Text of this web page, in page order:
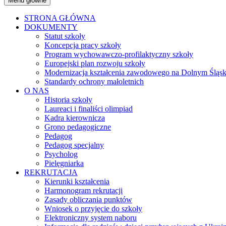
STRONA GŁÓWNA
DOKUMENTY
Statut szkoły
Koncepcja pracy szkoły
Program wychowawczo-profilaktyczny szkoły
Europejski plan rozwoju szkoły
Modernizacja kształcenia zawodowego na Dolnym
Standardy ochrony małoletnich
O NAS
Historia szkoły
Laureaci i finaliści olimpiad
Kadra kierownicza
Grono pedagogiczne
Pedagog
Pedagog specjalny
Psycholog
Pielęgniarka
REKRUTACJA
Kierunki kształcenia
Harmonogram rekrutacji
Zasady obliczania punktów
Wniosek o przyjęcie do szkoły
Elektroniczny system naboru